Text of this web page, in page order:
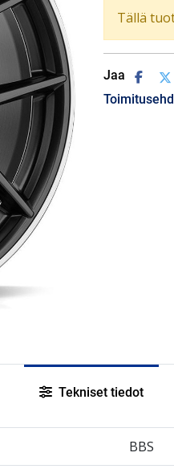
Tällä
Jaa
Tekniset tiedot
BBS